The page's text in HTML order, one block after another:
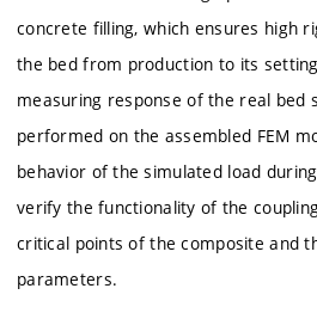
concrete filling, which ensures high
the bed from production to its
measuring response of the real bed
performed on the assembled FEM
behavior of the simulated load
verify the functionality of the
critical points of the composite and
parameters.